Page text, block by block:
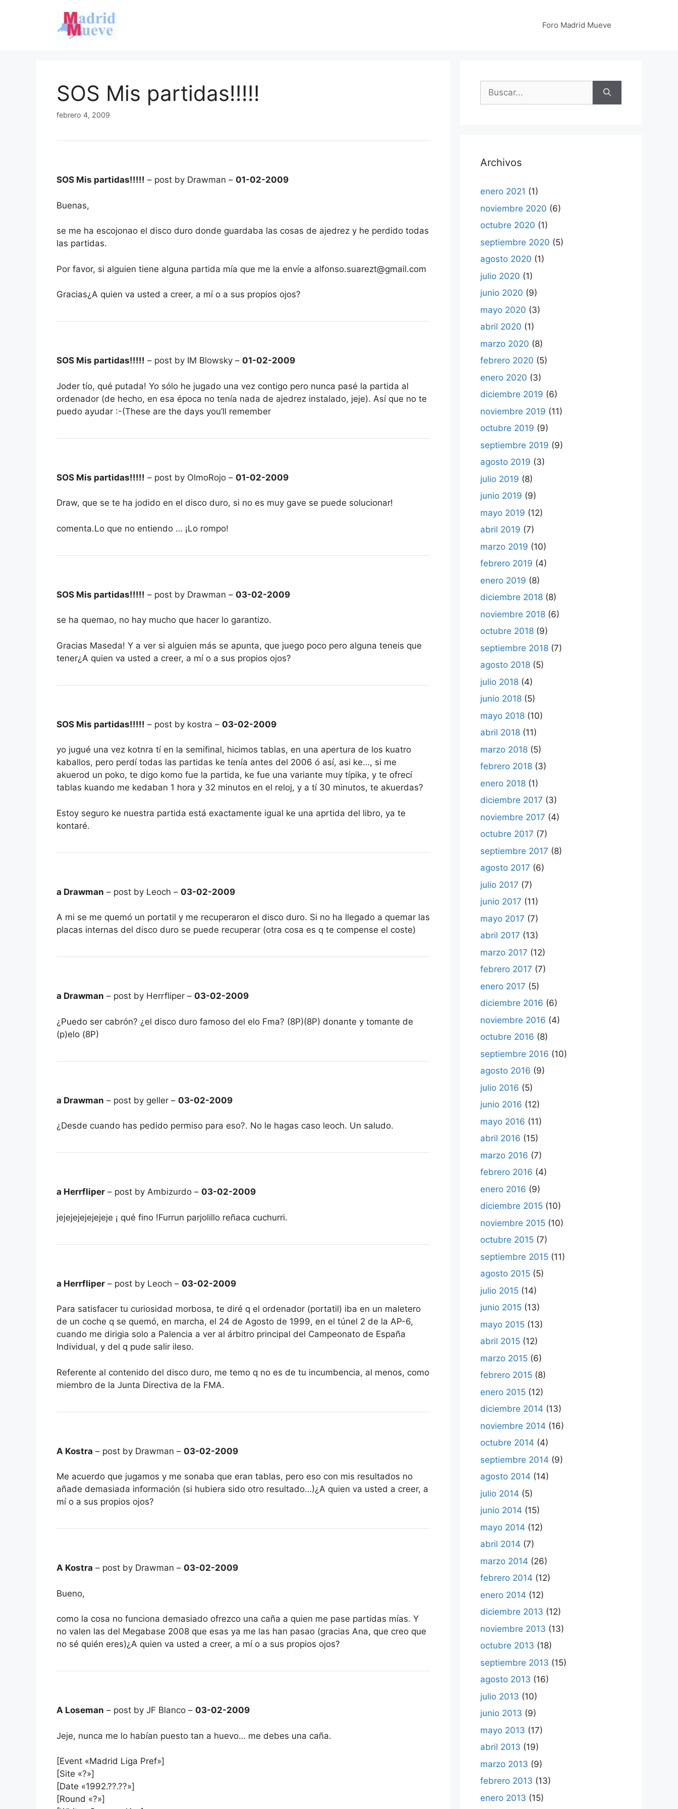
Foro Madrid Mueve
SOS Mis partidas!!!!!
febrero 4, 2009
SOS Mis partidas!!!!! – post by Drawman – 01-02-2009
Buenas,
se me ha escojonao el disco duro donde guardaba las cosas de ajedrez y he perdido todas
las partidas.
Por favor, si alguien tiene alguna partida mía que me la envíe a alfonso.suarezt@gmail.com
Gracias¿A quien va usted a creer, a mí o a sus propios ojos?
SOS Mis partidas!!!!! – post by IM Blowsky – 01-02-2009
Joder tío, qué putada! Yo sólo he jugado una vez contigo pero nunca pasé la partida al
ordenador (de hecho, en esa época no tenía nada de ajedrez instalado, jeje). Así que no te
puedo ayudar :-(These are the days you’ll remember
SOS Mis partidas!!!!! – post by OlmoRojo – 01-02-2009
Draw, que se te ha jodido en el disco duro, si no es muy gave se puede solucionar!
comenta.Lo que no entiendo … ¡Lo rompo!
SOS Mis partidas!!!!! – post by Drawman – 03-02-2009
se ha quemao, no hay mucho que hacer lo garantizo.
Gracias Maseda! Y a ver si alguien más se apunta, que juego poco pero alguna teneis que
tener¿A quien va usted a creer, a mí o a sus propios ojos?
SOS Mis partidas!!!!! – post by kostra – 03-02-2009
yo jugué una vez kotnra tí en la semifinal, hicimos tablas, en una apertura de los kuatro
kaballos, pero perdí todas las partidas ke tenía antes del 2006 ó así, asi ke…, si me
akuerod un poko, te digo komo fue la partida, ke fue una variante muy típika, y te ofrecí
tablas kuando me kedaban 1 hora y 32 minutos en el reloj, y a tí 30 minutos, te akuerdas?
Estoy seguro ke nuestra partida está exactamente igual ke una aprtida del libro, ya te
kontaré.
a Drawman – post by Leoch – 03-02-2009
A mi se me quemó un portatil y me recuperaron el disco duro. Si no ha llegado a quemar las
placas internas del disco duro se puede recuperar (otra cosa es q te compense el coste)
a Drawman – post by Herrfliper – 03-02-2009
¿Puedo ser cabrón? ¿el disco duro famoso del elo Fma? (8P)(8P) donante y tomante de
(p)elo (8P)
a Drawman – post by geller – 03-02-2009
¿Desde cuando has pedido permiso para eso?. No le hagas caso leoch. Un saludo.
a Herrfliper – post by Ambizurdo – 03-02-2009
jejejejejejejeje ¡ qué fino !Furrun parjolillo reñaca cuchurri.
a Herrfliper – post by Leoch – 03-02-2009
Para satisfacer tu curiosidad morbosa, te diré q el ordenador (portatil) iba en un maletero
de un coche q se quemó, en marcha, el 24 de Agosto de 1999, en el túnel 2 de la AP-6,
cuando me dirigia solo a Palencia a ver al árbitro principal del Campeonato de España
Individual, y del q pude salir ileso.
Referente al contenido del disco duro, me temo q no es de tu incumbencia, al menos, como
miembro de la Junta Directiva de la FMA.
A Kostra – post by Drawman – 03-02-2009
Me acuerdo que jugamos y me sonaba que eran tablas, pero eso con mis resultados no
añade demasiada información (si hubiera sido otro resultado…)¿A quien va usted a creer, a
mí o a sus propios ojos?
A Kostra – post by Drawman – 03-02-2009
Bueno,
como la cosa no funciona demasiado ofrezco una caña a quien me pase partidas mías. Y
no valen las del Megabase 2008 que esas ya me las han pasao (gracias Ana, que creo que
no sé quién eres)¿A quien va usted a creer, a mí o a sus propios ojos?
A Loseman – post by JF Blanco – 03-02-2009
Jeje, nunca me lo habían puesto tan a huevo… me debes una caña.
[Event «Madrid Liga Pref»]
[Site «?»]
[Date «1992.??.??»]
[Round «?»]
Buscar:
Archivos
enero 2021 (1)
noviembre 2020 (6)
octubre 2020 (1)
septiembre 2020 (5)
agosto 2020 (1)
julio 2020 (1)
junio 2020 (9)
mayo 2020 (3)
abril 2020 (1)
marzo 2020 (8)
febrero 2020 (5)
enero 2020 (3)
diciembre 2019 (6)
noviembre 2019 (11)
octubre 2019 (9)
septiembre 2019 (9)
agosto 2019 (3)
julio 2019 (8)
junio 2019 (9)
mayo 2019 (12)
abril 2019 (7)
marzo 2019 (10)
febrero 2019 (4)
enero 2019 (8)
diciembre 2018 (8)
noviembre 2018 (6)
octubre 2018 (9)
septiembre 2018 (7)
agosto 2018 (5)
julio 2018 (4)
junio 2018 (5)
mayo 2018 (10)
abril 2018 (11)
marzo 2018 (5)
febrero 2018 (3)
enero 2018 (1)
diciembre 2017 (3)
noviembre 2017 (4)
octubre 2017 (7)
septiembre 2017 (8)
agosto 2017 (6)
julio 2017 (7)
junio 2017 (11)
mayo 2017 (7)
abril 2017 (13)
marzo 2017 (12)
febrero 2017 (7)
enero 2017 (5)
diciembre 2016 (6)
noviembre 2016 (4)
octubre 2016 (8)
septiembre 2016 (10)
agosto 2016 (9)
julio 2016 (5)
junio 2016 (12)
mayo 2016 (11)
abril 2016 (15)
marzo 2016 (7)
febrero 2016 (4)
enero 2016 (9)
diciembre 2015 (10)
noviembre 2015 (10)
octubre 2015 (7)
septiembre 2015 (11)
agosto 2015 (5)
julio 2015 (14)
junio 2015 (13)
mayo 2015 (13)
abril 2015 (12)
marzo 2015 (6)
febrero 2015 (8)
enero 2015 (12)
diciembre 2014 (13)
noviembre 2014 (16)
octubre 2014 (4)
septiembre 2014 (9)
agosto 2014 (14)
julio 2014 (5)
junio 2014 (15)
mayo 2014 (12)
abril 2014 (7)
marzo 2014 (26)
febrero 2014 (12)
enero 2014 (12)
diciembre 2013 (12)
noviembre 2013 (13)
octubre 2013 (18)
septiembre 2013 (15)
agosto 2013 (16)
julio 2013 (10)
junio 2013 (9)
mayo 2013 (17)
abril 2013 (19)
marzo 2013 (9)
febrero 2013 (13)
enero 2013 (15)